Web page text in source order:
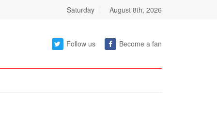
Saturday August 8th, 2026
Follow us Become a fan